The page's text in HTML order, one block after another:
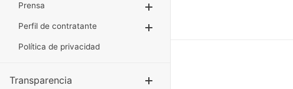
Prensa
Perfil de contratante
Política de privacidad
Transparencia